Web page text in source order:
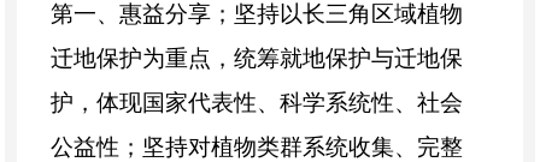
第一、惠益分享；坚持以长三角区域植物
迁地保护为重点，统筹就地保护与迁地保
护，体现国家代表性、科学系统性、社会
公益性；坚持对植物类群系统收集、完整